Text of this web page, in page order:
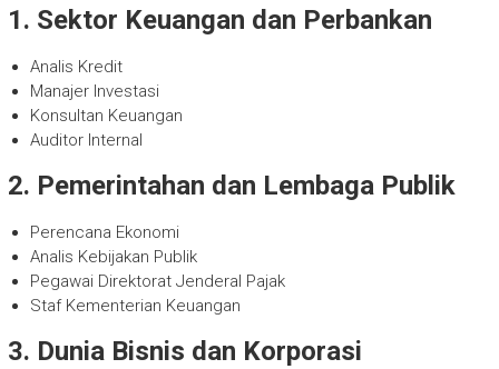
1. Sektor Keuangan dan Perbankan
Analis Kredit
Manajer Investasi
Konsultan Keuangan
Auditor Internal
2. Pemerintahan dan Lembaga Publik
Perencana Ekonomi
Analis Kebijakan Publik
Pegawai Direktorat Jenderal Pajak
Staf Kementerian Keuangan
3. Dunia Bisnis dan Korporasi